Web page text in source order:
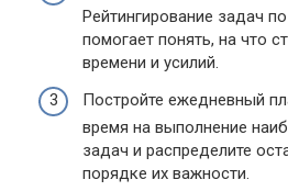
Рейтингирование задач
помогает понять, на что
времени и усилий.
Постройте ежедневный
время на выполнение
задач и распределите
порядке их важности.